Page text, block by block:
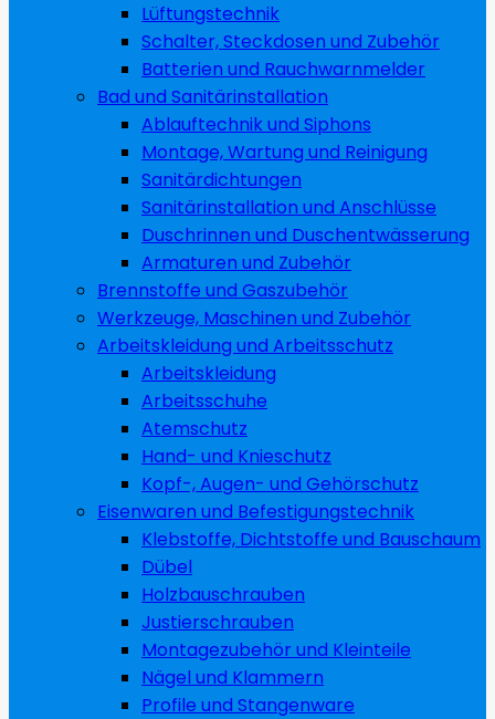
Lüftungstechnik
Schalter, Steckdosen und Zubehör
Batterien und Rauchwarnmelder
Bad und Sanitärinstallation
Ablauftechnik und Siphons
Montage, Wartung und Reinigung
Sanitärdichtungen
Sanitärinstallation und Anschlüsse
Duschrinnen und Duschentwässerung
Armaturen und Zubehör
Brennstoffe und Gaszubehör
Werkzeuge, Maschinen und Zubehör
Arbeitskleidung und Arbeitsschutz
Arbeitskleidung
Arbeitsschuhe
Atemschutz
Hand- und Knieschutz
Kopf-, Augen- und Gehörschutz
Eisenwaren und Befestigungstechnik
Klebstoffe, Dichtstoffe und Bauschaum
Dübel
Holzbauschrauben
Justierschrauben
Montagezubehör und Kleinteile
Nägel und Klammern
Profile und Stangenware